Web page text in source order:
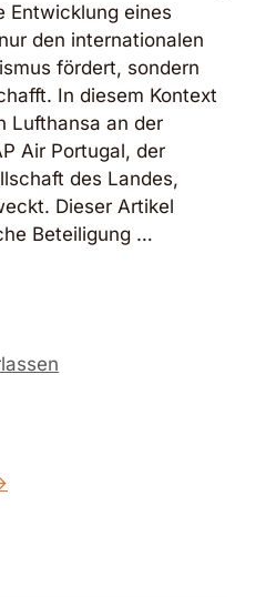
Entwicklung eines
den internationalen
fördert, sondern
In diesem Kontext
Lufthansa an der
Air Portugal, der
des Landes,
Dieser Artikel
Beteiligung …